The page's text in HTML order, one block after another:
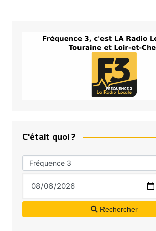
C'était quoi ?
Rechercher